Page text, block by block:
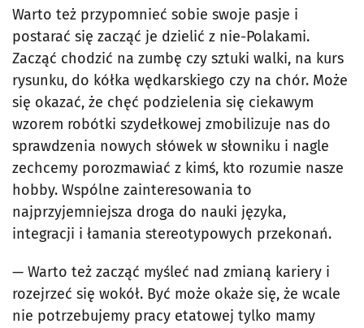
Warto też przypomnieć sobie swoje pasje i
postarać się zacząć je dzielić z nie-Polakami.
Zacząć chodzić na zumbę czy sztuki walki, na kurs
rysunku, do kółka wędkarskiego czy na chór. Może
się okazać, że chęć podzielenia się ciekawym
wzorem robótki szydełkowej zmobilizuje nas do
sprawdzenia nowych słówek w słowniku i nagle
zechcemy porozmawiać z kimś, kto rozumie nasze
hobby. Wspólne zainteresowania to
najprzyjemniejsza droga do nauki języka,
integracji i łamania stereotypowych przekonań.
— Warto też zacząć myśleć nad zmianą kariery i
rozejrzeć się wokół. Być może okaże się, że wcale
nie potrzebujemy pracy etatowej tylko mamy